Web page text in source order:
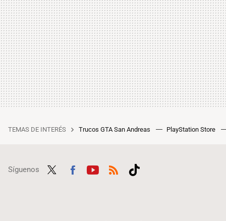
TEMAS DE INTERÉS Trucos GTA San Andreas PlayStation Store
Síguenos